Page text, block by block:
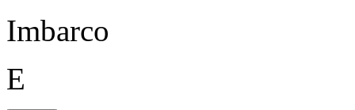
Imbarco
E